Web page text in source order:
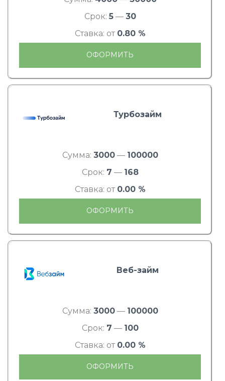
Срок: 5— 30
Ставка: от 0.80 %
ОФОРМИТЬ
Турбозайм
Сумма: 3000— 100000
Срок: 7 — 168
Ставка: от 0.00 %
ОФОРМИТЬ
Веб-займ
Сумма: 3000— 100000
Срок: 7 — 100
Ставка: от 0.00 %
ОФОРМИТЬ